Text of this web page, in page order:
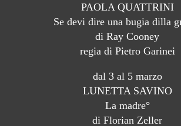
PAOLA QUATTRINI
Se devi dire una bugia dilla
di Ray Cooney
regia di Pietro Garinei
dal 3 al 5 marzo
LUNETTA SAVINO
La madre°
di Florian Zeller